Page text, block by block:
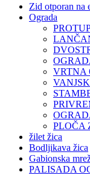
Zid otporan na
Ograda
VRTNA
PLOČA
žilet žica
Bodljikava žica
Gabionska
PALISADA